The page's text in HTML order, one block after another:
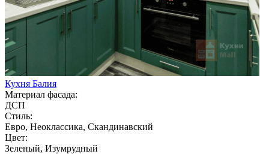
Кухня Балия
Материал фасада:
ДСП
Стиль:
Евро, Неоклассика, Скандинавский
Цвет:
Зеленый, Изумрудный